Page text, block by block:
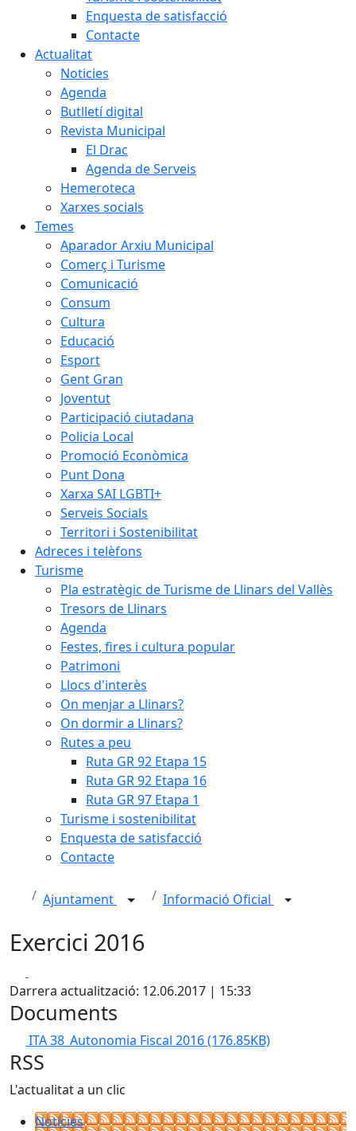
Enquesta de satisfacció
Contacte
Actualitat
Noticies
Agenda
Butlletí digital
Revista Municipal
El Drac
Agenda de Serveis
Hemeroteca
Xarxes socials
Temes
Aparador Arxiu Municipal
Comerç i Turisme
Comunicació
Consum
Cultura
Educació
Esport
Gent Gran
Joventut
Participació ciutadana
Policia Local
Promoció Econòmica
Punt Dona
Xarxa SAI LGBTI+
Serveis Socials
Territori i Sostenibilitat
Adreces i telèfons
Turisme
Pla estratègic de Turisme de Llinars del Vallès
Tresors de Llinars
Agenda
Festes, fires i cultura popular
Patrimoni
Llocs d'interès
On menjar a Llinars?
On dormir a Llinars?
Rutes a peu
Ruta GR 92 Etapa 15
Ruta GR 92 Etapa 16
Ruta GR 97 Etapa 1
Turisme i sostenibilitat
Enquesta de satisfacció
Contacte
Ajuntament Informació Oficial
Exercici 2016
Darrera actualització: 12.06.2017 | 15:33
Documents
ITA 38_Autonomia Fiscal 2016(176.85KB)
RSS
L'actualitat a un clic
Notícies